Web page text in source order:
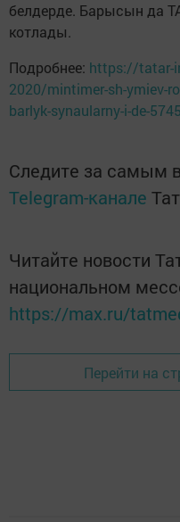
белдерде. Барысын да
котлады.
Подробнее: https://tatar-
2020/mintimer-sh-ymiev-
barlyk-synaularny-i-de-
Следите за самым
Telegram-канале
Читайте новости
национальном
https://max.ru/
Перейти на